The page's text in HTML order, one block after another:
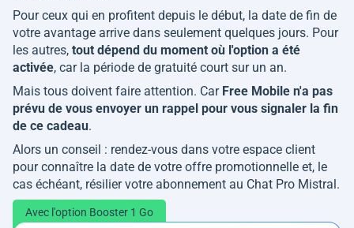
Pour ceux qui en profitent depuis le début, la date de fin de
votre avantage arrive dans seulement quelques jours. Pour
les autres, tout dépend du moment où l'option a été
activée, car la période de gratuité court sur un an.
Mais tous doivent faire attention. Car Free Mobile n'a pas
prévu de vous envoyer un rappel pour vous signaler la fin
de ce cadeau.
Alors un conseil : rendez-vous dans votre espace client
pour connaître la date de votre offre promotionnelle et, le
cas échéant, résilier votre abonnement au Chat Pro Mistral.
Avec l'option Booster 1 Go